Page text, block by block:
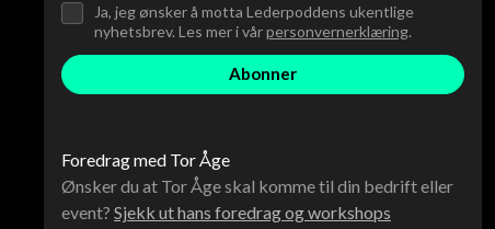
Ja, jeg ønsker å motta Lederpoddens ukentlige
nyhetsbrev. Les mer i vårpersonvernerklæring.
Foredrag med Tor Åge
Ønsker du at Tor Åge skal komme til din bedrift eller
event? Sjekk ut hans foredrag og workshops